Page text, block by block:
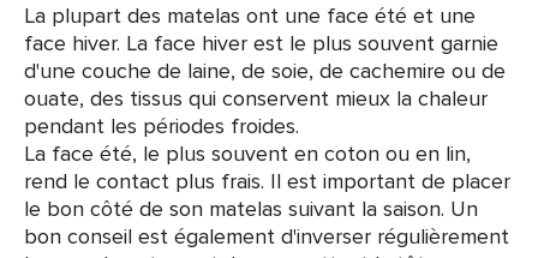
La plupart des matelas ont une face été et une
face hiver. La face hiver est le plus souvent garnie
d'une couche de laine, de soie, de cachemire ou de
ouate, des tissus qui conservent mieux la chaleur
pendant les périodes froides.
La face été, le plus souvent en coton ou en lin,
rend le contact plus frais. Il est important de placer
le bon côté de son matelas suivant la saison. Un
bon conseil est également d'inverser régulièrement